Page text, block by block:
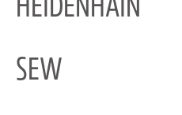
HEIDENHAIN
SEW